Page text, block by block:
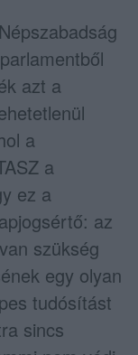
azt a
a
a
ez a
az
szükség
egy olyan
tudósítást
sincs